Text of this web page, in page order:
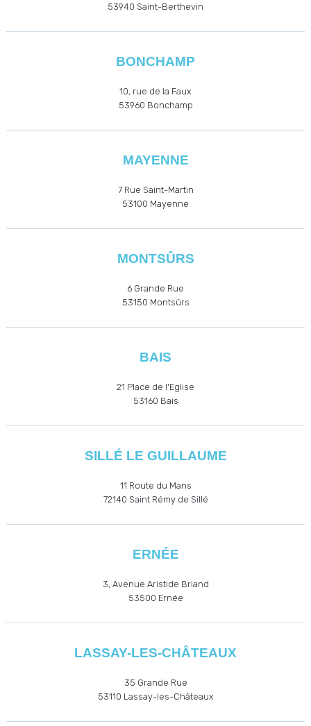
53940 Saint-Berthevin
BONCHAMP
10, rue de la Faux
53960 Bonchamp
MAYENNE
7 Rue Saint-Martin
53100 Mayenne
MONTSÛRS
6 Grande Rue
53150 Montsûrs
BAIS
21 Place de l'Eglise
53160 Bais
SILLÉ LE GUILLAUME
11 Route du Mans
72140 Saint Rémy de Sillé
ERNÉE
3, Avenue Aristide Briand
53500 Ernée
LASSAY-LES-CHÂTEAUX
35 Grande Rue
53110 Lassay-les-Châteaux